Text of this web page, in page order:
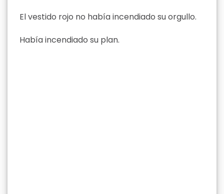
El vestido rojo no había incendiado su orgullo.
Había incendiado su plan.